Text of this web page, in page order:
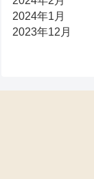
2024年1月
2023年12月